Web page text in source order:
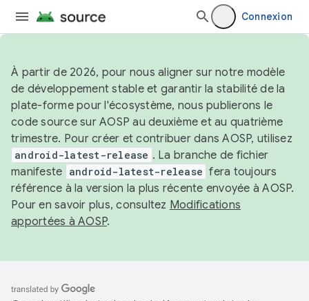
Connexion
À partir de 2026, pour nous aligner sur notre modèle
de développement stable et garantir la stabilité de la
plate-forme pour l'écosystème, nous publierons le
code source sur AOSP au deuxième et au quatrième
trimestre. Pour créer et contribuer dans AOSP, utilisez
android-latest-release . La branche de fichier
manifeste android-latest-release fera toujours
référence à la version la plus récente envoyée à AOSP.
Pour en savoir plus, consultez Modifications
apportées à AOSP.